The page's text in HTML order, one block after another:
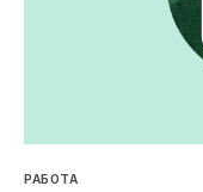
РАБОТА